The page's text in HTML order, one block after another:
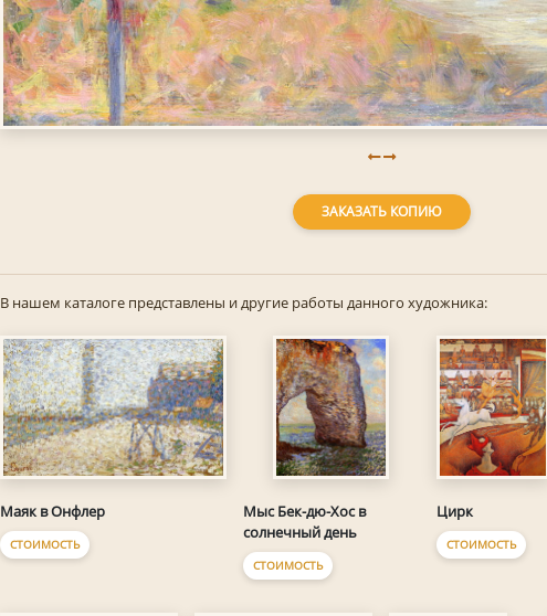
ЗАКАЗАТЬ КОПИЮ
В нашем каталоге представлены и другие работы данного художника:
Маяк в Онфлер
СТОИМОСТЬ
Мыс Бек-дю-Хoc в
солнечный день
СТОИМОСТЬ
Цирк
СТОИМОСТЬ